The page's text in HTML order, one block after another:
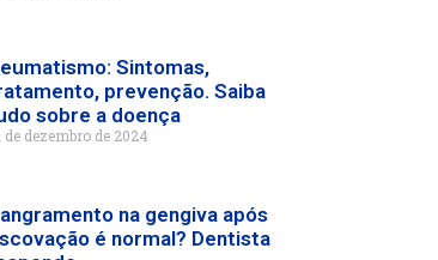
Sintomas,
prevenção. Saiba
sobre a doença
de dezembro de 2024
na gengiva após
é normal? Dentista